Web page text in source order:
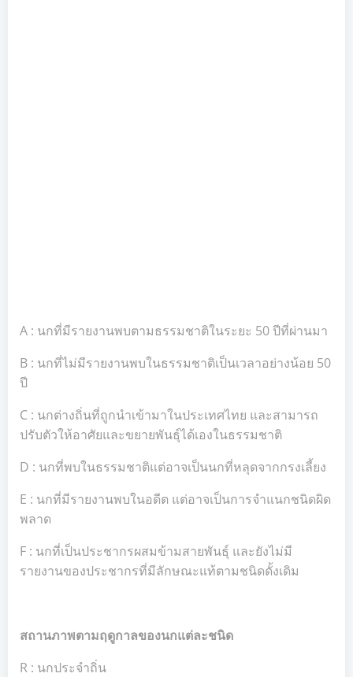
A : นกที่มีรายงานพบตามธรรมชาติในระยะ 50 ปีที่ผ่านมา
B : นกที่ไม่มีรายงานพบในธรรมชาติเป็นเวลาอย่างน้อย 50
ปี
C : นกต่างถิ่นที่ถูกนำเข้ามาในประเทศไทย และสามารถ
ปรับตัวให้อาศัยและขยายพันธุ์ได้เองในธรรมชาติ
D : นกที่พบในธรรมชาติแต่อาจเป็นนกที่หลุดจากกรงเลี้ยง
E : นกที่มีรายงานพบในอดีต แต่อาจเป็นการจำแนกชนิดผิด
พลาด
F : นกที่เป็นประชากรผสมข้ามสายพันธุ์ และยังไม่มี
รายงานของประชากรที่มีลักษณะแท้ตามชนิดดั้งเดิม
สถานภาพตามฤดูกาลของนกแต่ละชนิด
R : นกประจำถิ่น